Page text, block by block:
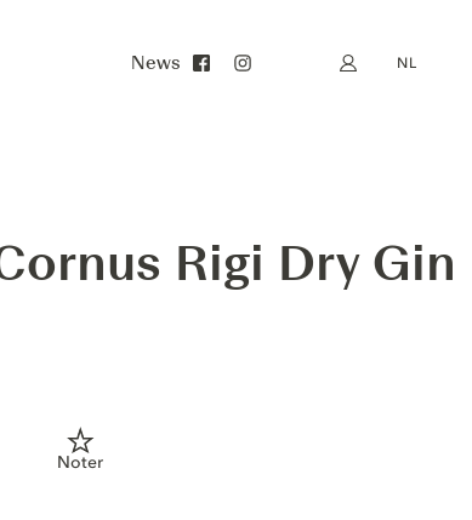
News Mijn account
NL
Rigi Dry Gin
Noter